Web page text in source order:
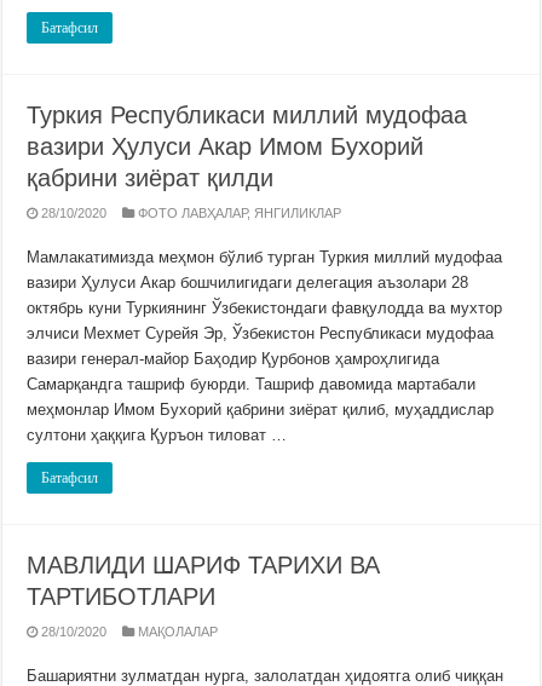
Батафсил
Туркия Республикаси миллий мудофаа
вазири Ҳулуси Акар Имом Бухорий
қабрини зиёрат қилди
28/10/2020 ФОТО ЛАВҲАЛАР, ЯНГИЛИКЛАР
Мамлакатимизда меҳмон бўлиб турган Туркия миллий мудофаа
вазири Ҳулуси Акар бошчилигидаги делегация аъзолари 28
октябрь куни Туркиянинг Ўзбекистондаги фавқулодда ва мухтор
элчиси Мехмет Сурейя Эр, Ўзбекистон Республикаси мудофаа
вазири генерал-майор Баҳодир Қурбонов ҳамроҳлигида
Самарқандга ташриф буюрди. Ташриф давомида мартабали
меҳмонлар Имом Бухорий қабрини зиёрат қилиб, муҳаддислар
султони ҳаққига Қуръон тиловат …
Батафсил
МАВЛИДИ ШАРИФ ТАРИХИ ВА
ТАРТИБОТЛАРИ
28/10/2020 МАҚОЛАЛАР
Башариятни зулматдан нурга, залолатдан ҳидоятга олиб чиққан